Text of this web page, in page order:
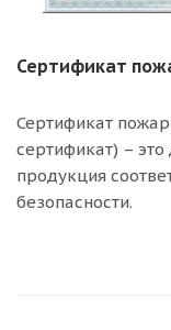
Сертификат
Сертификат
сертификат) –
продукция
безопасности.